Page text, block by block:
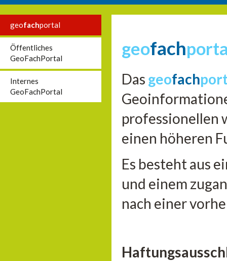
geofachportal
Öffentliches
GeoFachPortal
Internes
GeoFachPortal
geofach
Das geofach
professionellen
einen höheren
Es besteht aus
und einem
nach einer